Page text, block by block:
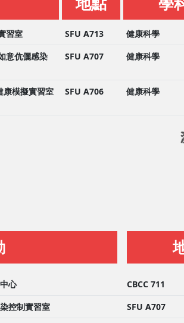
習室 SFU A713
健康科學
意伉儷感染
SFU A707 健康科學
康模擬實習室
SFU A706 健康科學
心
CBCC 711
控制實習室 SFU A707